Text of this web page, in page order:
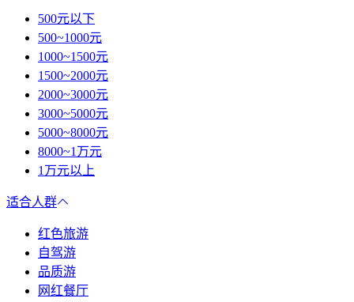
500元以下
500~1000元
1000~1500元
1500~2000元
2000~3000元
3000~5000元
5000~8000元
8000~1万元
1万元以上
适合人群
红色旅游
自驾游
品质游
网红餐厅